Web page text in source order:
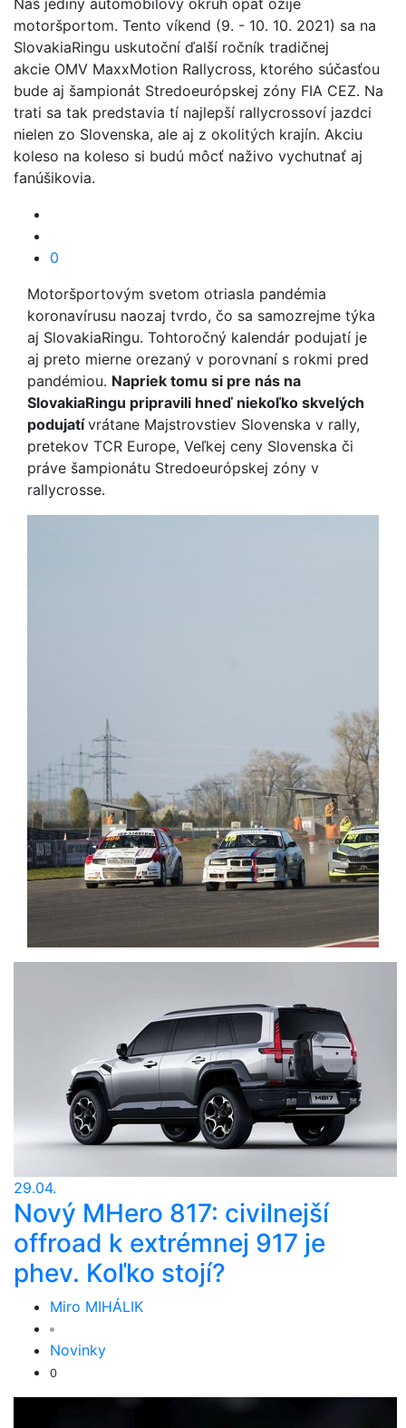
Náš jediný automobilový okruh opäť ožije
motoršportom. Tento víkend (9. - 10. 10. 2021) sa na
SlovakiaRingu uskutoční ďalší ročník tradičnej
akcie OMV MaxxMotion Rallycross, ktorého súčasťou
bude aj šampionát Stredoeurópskej zóny FIA CEZ. Na
trati sa tak predstavia tí najlepší rallycrossoví jazdci
nielen zo Slovenska, ale aj z okolitých krajín. Akciu
koleso na koleso si budú môcť naživo vychutnať aj
fanúšikovia.
0
Motoršportovým svetom otriasla pandémia
koronavírusu naozaj tvrdo, čo sa samozrejme týka
aj SlovakiaRingu. Tohtoročný kalendár podujatí je
aj preto mierne orezaný v porovnaní s rokmi pred
pandémiou. Napriek tomu si pre nás na
SlovakiaRingu pripravili hneď niekoľko skvelých
podujatívrátane Majstrovstiev Slovenska v rally,
pretekov TCR Europe, Veľkej ceny Slovenska či
práve šampionátu Stredoeurópskej zóny v
rallycrosse.
29.04.
Nový MHero 817: civilnejší
offroad k extrémnej 917 je
phev. Koľko stojí?
Miro MIHÁLIK
Novinky
0